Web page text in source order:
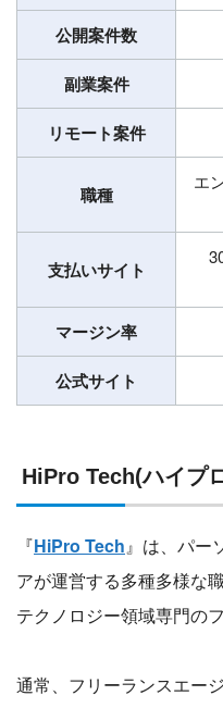
公開案件数
副業案件
リモート案件
職種
エ
支払いサイト
マージン率
公式サイト
HiPro Tech(ハイプ
『HiPro Tech』は、パー
アが運営する多種多様な
テクノロジー領域専門の
通常、フリーランスエー